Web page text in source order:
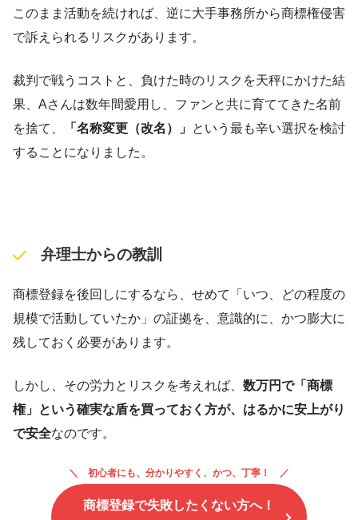
このまま活動を続ければ、逆に大手事務所から商標権侵害
で訴えられるリスクがあります。
裁判で戦うコストと、負けた時のリスクを天秤にかけた結
果、Aさんは数年間愛用し、ファンと共に育ててきた名前
を捨て、
「名称変更（改名）」 という最も辛い選択を検討
することになりました。
弁理士からの教訓
商標登録を後回しにするなら、せめて「いつ、どの程度の
規模で活動していたか」の証拠を、意識的に、かつ膨大に
残しておく必要があります。
しかし、その労力とリスクを考えれば、 数万円で「商標
権」という確実な盾を買っておく方が、はるかに安上がり
で安全なのです。
初心者にも、分かりやすく、かつ、丁寧！
商標登録で失敗したくない方へ！